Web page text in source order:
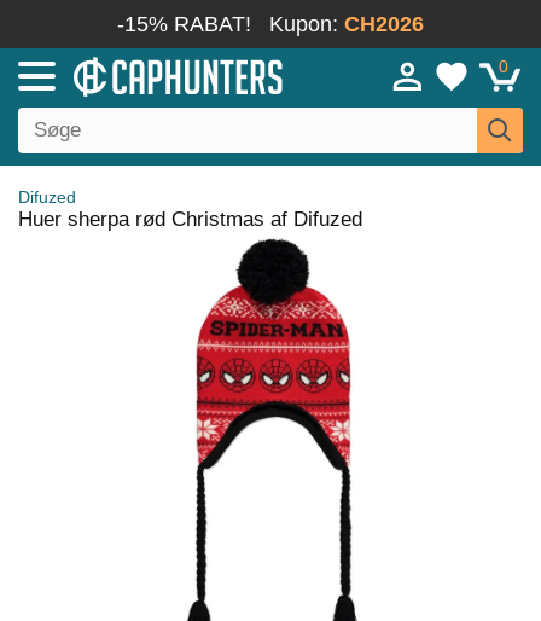
-15% RABAT! Kupon: CH2026
0
Difuzed
Huer sherpa rød Christmas af Difuzed